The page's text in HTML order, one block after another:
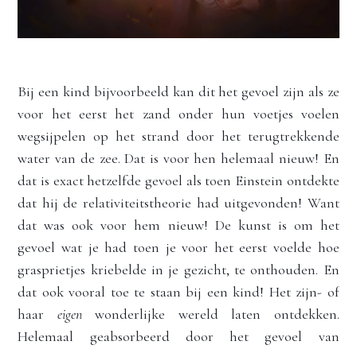
Bij een kind bijvoorbeeld kan dit het gevoel zijn als ze
voor het eerst het zand onder hun voetjes voelen
wegsijpelen op het strand door het terugtrekkende
water van de zee. Dat is voor hen helemaal nieuw! En
dat is exact hetzelfde gevoel als toen Einstein ontdekte
dat hij de relativiteitstheorie had uitgevonden! Want
dat was ook voor hem nieuw! De kunst is om het
gevoel wat je had toen je voor het eerst voelde hoe
grasprietjes kriebelde in je gezicht, te onthouden. En
dat ook vooral toe te staan bij een kind! Het zijn- of
haar eigen wonderlijke wereld laten ontdekken.
Helemaal geabsorbeerd door het gevoel van